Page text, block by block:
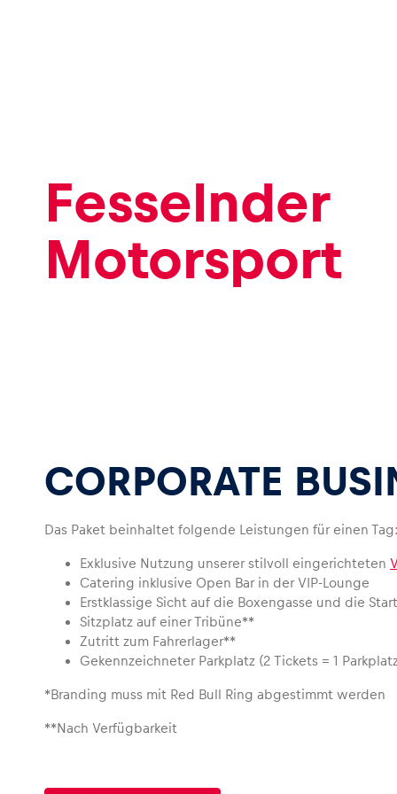
Seiten
Alle anzeigen
Fesselnder
Motorsport
CORPORATE
Das Paket beinhaltet folgende Leistungen für einen Tag:
Exklusive Nutzung unserer stilvoll eingerichteten
Catering inklusive Open Bar in der VIP-Lounge
Erstklassige Sicht auf die Boxengasse und die
Sitzplatz auf einer Tribüne**
Zutritt zum Fahrerlager**
Gekennzeichneter Parkplatz (2 Tickets = 1
*Branding muss mit Red Bull Ring abgestimmt werden
**Nach Verfügbarkeit